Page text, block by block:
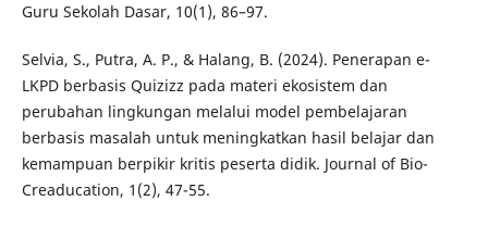
Guru Sekolah Dasar, 10(1), 86–97.
Selvia, S., Putra, A. P., & Halang, B. (2024). Penerapan e-
LKPD berbasis Quizizz pada materi ekosistem dan
perubahan lingkungan melalui model pembelajaran
berbasis masalah untuk meningkatkan hasil belajar dan
kemampuan berpikir kritis peserta didik. Journal of Bio-
Creaducation, 1(2), 47-55.